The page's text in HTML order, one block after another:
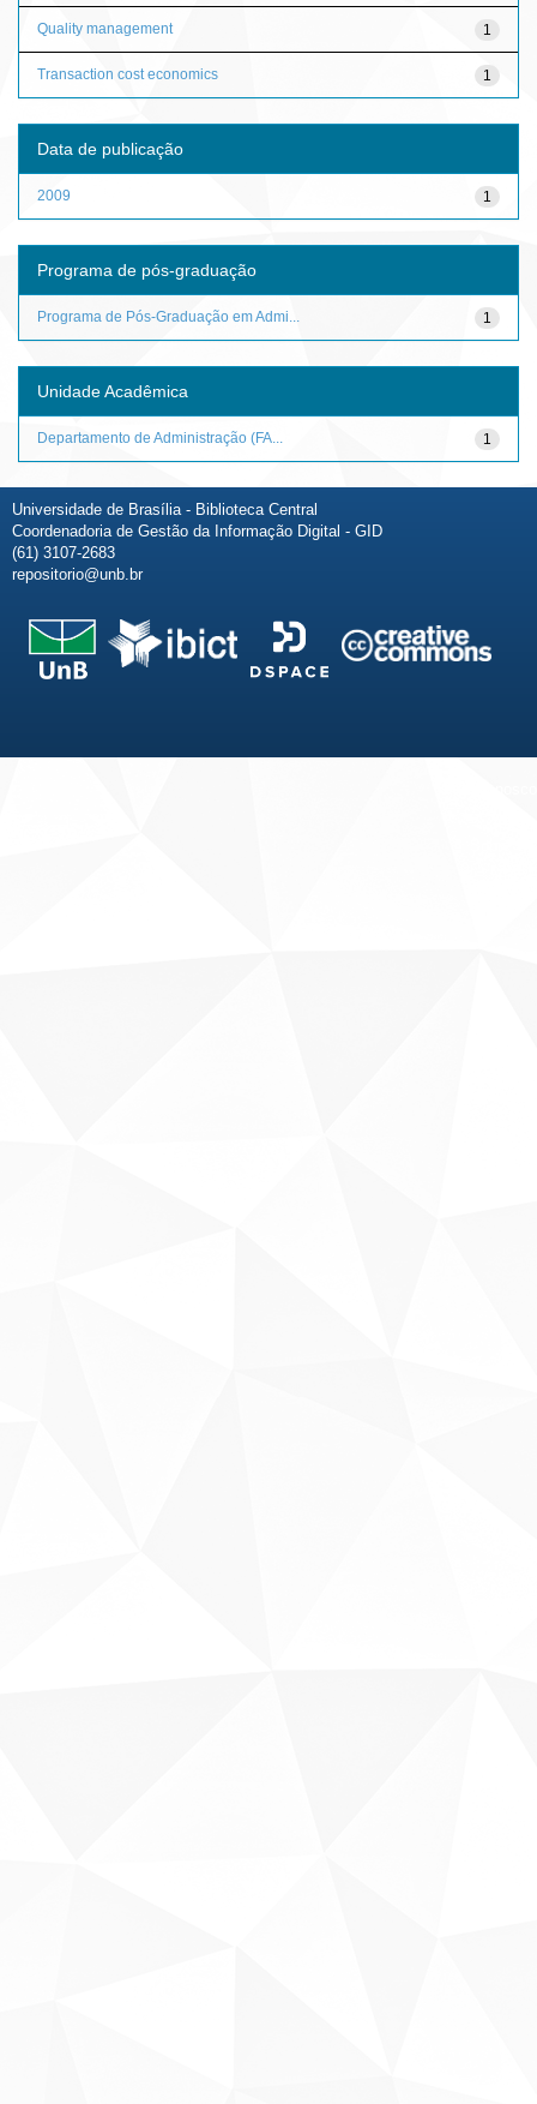
1
Quality management
1
Transaction cost economics
Data de publicação
1
2009
Programa de pós-graduação
1
Programa de Pós-Graduação em Admi...
Unidade Acadêmica
1
Departamento de Administração (FA...
Universidade de Brasília - Biblioteca Central
Coordenadoria de Gestão da Informação Digital - GID
(61) 3107-2683
repositorio@unb.br